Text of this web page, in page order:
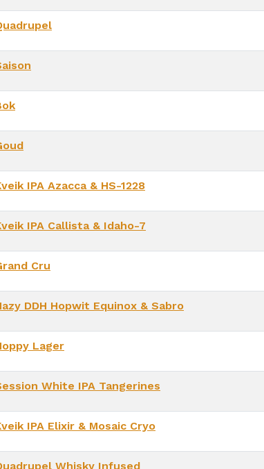
IPA Azacca & HS-1228
IPA Callista & Idaho-7
Cru
DDH Hopwit Equinox & Sabro
Lager
White IPA Tangerines
IPA Elixir & Mosaic Cryo
Whisky Infused